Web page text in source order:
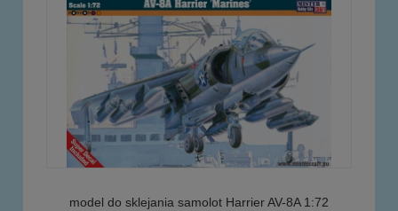
model do sklejania samolot Harrier AV-8A 1:72